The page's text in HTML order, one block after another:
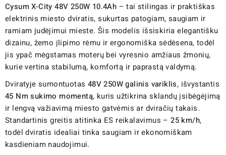
Cysum X-City 48V 250W 10.4Ah – tai stilingas ir praktiškas
elektrinis miesto dviratis, sukurtas patogiam, saugiam ir
ramiam judėjimui mieste. Šis modelis išsiskiria elegantišku
dizainu, žemo įlipimo rėmu ir ergonomiška sėdėsena, todėl
jis ypač mėgstamas moterų bei vyresnio amžiaus žmonių,
kurie vertina stabilumą, komfortą ir paprastą valdymą.
Dviratyje sumontuotas 48V 250W galinis variklis, išvystantis
45 Nm sukimo momentą, kuris užtikrina sklandų įsibėgėjimą
ir lengvą važiavimą miesto gatvėmis ar dviračių takais.
Standartinis greitis atitinka ES reikalavimus –25 km/h,
todėl dviratis idealiai tinka saugiam ir ekonomiškam
kasdieniam naudojimui.